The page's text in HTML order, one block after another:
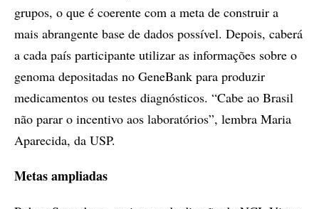
grupos, o que é coerente com a meta de construir a
mais abrangente base de dados possível. Depois, caberá
a cada país participante utilizar as informações sobre o
genoma depositadas no GeneBank para produzir
medicamentos ou testes diagnósticos. “Cabe ao Brasil
não parar o incentivo aos laboratórios”, lembra Maria
Aparecida, da USP.
Metas ampliadas